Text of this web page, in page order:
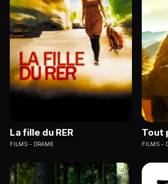
La fille du RER
FILMS DRAME
Tout
FILMS